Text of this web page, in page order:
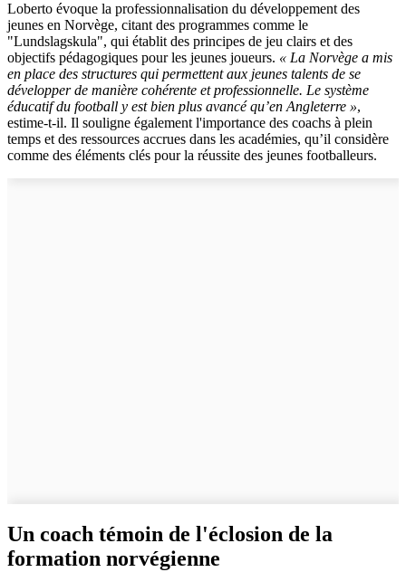
Loberto évoque la professionnalisation du développement des
jeunes en Norvège, citant des programmes comme le
"Lundslagskula", qui établit des principes de jeu clairs et des
objectifs pédagogiques pour les jeunes joueurs. « La Norvège a mis
en place des structures qui permettent aux jeunes talents de se
développer de manière cohérente et professionnelle. Le système
éducatif du football y est bien plus avancé qu’en Angleterre »,
estime-t-il. Il souligne également l'importance des coachs à plein
temps et des ressources accrues dans les académies, qu’il considère
comme des éléments clés pour la réussite des jeunes footballeurs.
Un coach témoin de l'éclosion de la
formation norvégienne